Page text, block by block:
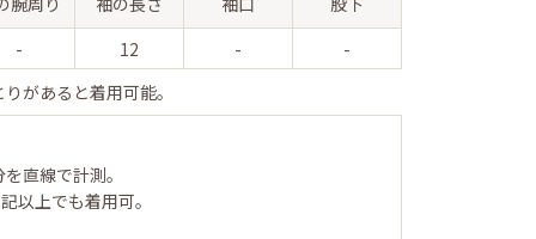
- 12 -
-
があると着用可能。
直線で計測。
以上でも着用可。